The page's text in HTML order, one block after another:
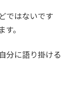
ではないです
。
分に語り掛ける